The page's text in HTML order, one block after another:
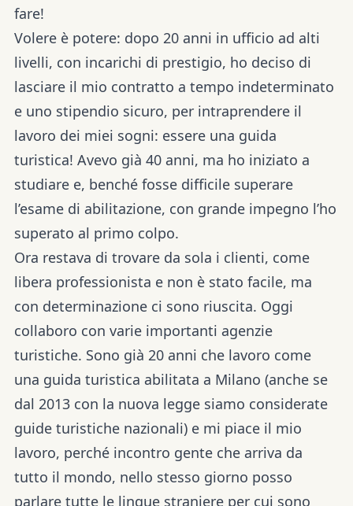
fare!
Volere è potere: dopo 20 anni in ufficio ad alti
livelli, con incarichi di prestigio, ho deciso di
lasciare il mio contratto a tempo indeterminato
e uno stipendio sicuro, per intraprendere il
lavoro dei miei sogni: essere una guida
turistica! Avevo già 40 anni, ma ho iniziato a
studiare e, benché fosse difficile superare
l’esame di abilitazione, con grande impegno l’ho
superato al primo colpo.
Ora restava di trovare da sola i clienti, come
libera professionista e non è stato facile, ma
con determinazione ci sono riuscita. Oggi
collaboro con varie importanti agenzie
turistiche. Sono già 20 anni che lavoro come
una guida turistica abilitata a Milano (anche se
dal 2013 con la nuova legge siamo considerate
guide turistiche nazionali) e mi piace il mio
lavoro, perché incontro gente che arriva da
tutto il mondo, nello stesso giorno posso
parlare tutte le lingue straniere per cui sono